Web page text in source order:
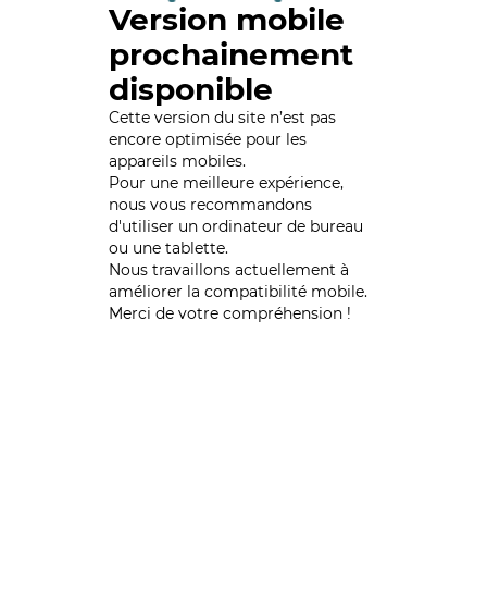
Version mobile
prochainement
disponible
Cette version du site n’est pas
encore optimisée pour les
appareils mobiles.
Pour une meilleure expérience,
nous vous recommandons
d'utiliser un ordinateur de bureau
ou une tablette.
Nous travaillons actuellement à
améliorer la compatibilité mobile.
Merci de votre compréhension !